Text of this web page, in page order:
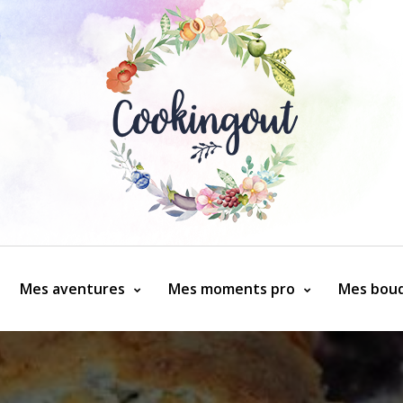
Mes aventures Mes moments pro Mes